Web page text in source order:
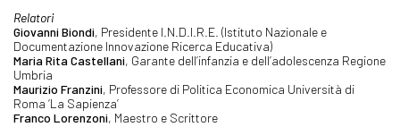
Relatori
Giovanni Biondi, Presidente I.N.D.I.R.E. (Istituto Nazionale e
Documentazione Innovazione Ricerca Educativa)
Maria Rita Castellani, Garante dell’infanzia e dell’adolescenza Regione
Umbria
Maurizio Franzini, Professore di Politica Economica Università di
Roma ‘La Sapienza’
Franco Lorenzoni, Maestro e Scrittore